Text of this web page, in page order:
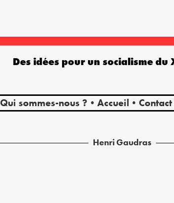
Qui sommes-nous ? Accueil Contact
Des idées pour un socialisme du
HenriGaudras